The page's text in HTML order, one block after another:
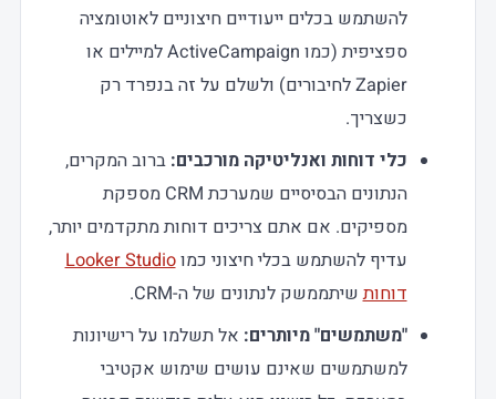
להשתמש בכלים ייעודיים חיצוניים לאוטומציה
ספציפית (כמו ActiveCampaign למיילים או
Zapier לחיבורים) ולשלם על זה בנפרד רק
כשצריך.
כלי דוחות ואנליטיקה מורכבים: ברוב המקרים,
הנתונים הבסיסיים שמערכת CRM מספקת
מספיקים. אם אתם צריכים דוחות מתקדמים יותר,
עדיף להשתמש בכלי חיצוני כמוLooker Studio
דוחותשיתממשק לנתונים של ה-CRM.
"משתמשים" מיותרים: אל תשלמו על רישיונות
למשתמשים שאינם עושים שימוש אקטיבי